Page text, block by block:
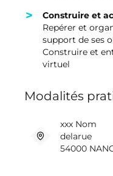
Construire et
Repérer et
support de ses
Construire et
virtuel
Modalités
xxx Nom
delarue
54000